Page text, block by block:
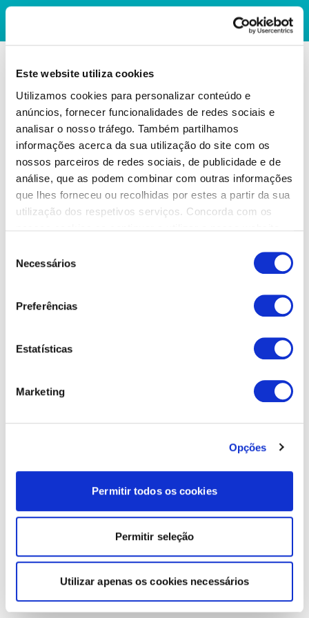
Este website utiliza cookies
Utilizamos cookies para personalizar conteúdo e
anúncios, fornecer funcionalidades de redes sociais e
analisar o nosso tráfego. Também partilhamos
informações acerca da sua utilização do site com os
nossos parceiros de redes sociais, de publicidade e de
análise, que as podem combinar com outras informações
que lhes forneceu ou recolhidas por estes a partir da sua
utilização dos respetivos serviços. Concorda com os
Necessários
Preferências
Estatísticas
Marketing
Opções
Permitir todos os cookies
Permitir seleção
Utilizar apenas os cookies necessários